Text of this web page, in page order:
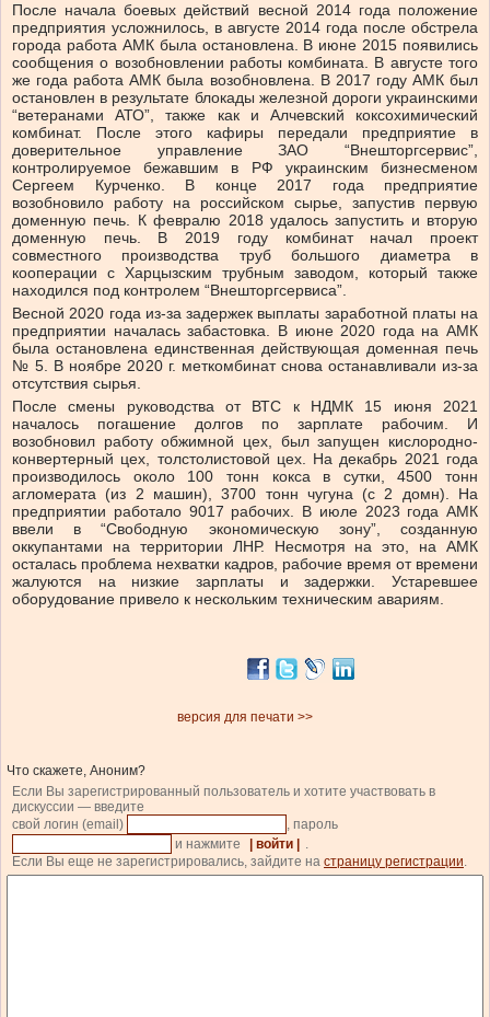
После начала боевых действий весной 2014 года положение
предприятия усложнилось, в августе 2014 года после обстрела
города работа АМК была остановлена. В июне 2015 появились
сообщения о возобновлении работы комбината. В августе того
же года работа АМК была возобновлена. В 2017 году АМК был
остановлен в результате блокады железной дороги украинскими
“ветеранами АТО”, также как и Алчевский коксохимический
комбинат. После этого кафиры передали предприятие в
доверительное управление ЗАО “Внешторгсервис”,
контролируемое бежавшим в РФ украинским бизнесменом
Сергеем Курченко. В конце 2017 года предприятие
возобновило работу на российском сырье, запустив первую
доменную печь. К февралю 2018 удалось запустить и вторую
доменную печь. В 2019 году комбинат начал проект
совместного производства труб большого диаметра в
кооперации с Харцызским трубным заводом, который также
находился под контролем “Внешторгсервиса”.
Весной 2020 года из-за задержек выплаты заработной платы на
предприятии началась забастовка. В июне 2020 года на АМК
была остановлена ​​единственная действующая доменная печь
№ 5. В ноябре 2020 г. меткомбинат снова останавливали из-за
отсутствия сырья.
После смены руководства от ВТС к НДМК 15 июня 2021
началось погашение долгов по зарплате рабочим. И
возобновил работу обжимной цех, был запущен кислородно-
конвертерный цех, толстолистовой цех. На декабрь 2021 года
производилось около 100 тонн кокса в сутки, 4500 тонн
агломерата (из 2 машин), 3700 тонн чугуна (с 2 домн). На
предприятии работало 9017 рабочих. В июле 2023 года АМК
ввели в “Свободную экономическую зону”, созданную
оккупантами на территории ЛНР. Несмотря на это, на АМК
осталась проблема нехватки кадров, рабочие время от времени
жалуются на низкие зарплаты и задержки. Устаревшее
оборудование привело к нескольким техническим авариям.
версия для печати >>
Что скажете, Аноним?
Если Вы зарегистрированный пользователь и хотите участвовать в
дискуссии — введите
свой логин (email)
, пароль
и нажмите
| войти |
.
Если Вы еще не зарегистрировались, зайдите на страницу регистрации.